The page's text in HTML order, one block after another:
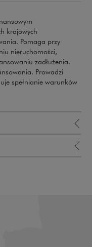
krajowych
Pomaga przy
nieruchomości,
zadłużenia.
Prowadzi
spełnianie warunków